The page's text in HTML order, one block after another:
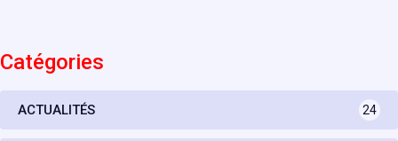
Catégories
ACTUALITÉS 24